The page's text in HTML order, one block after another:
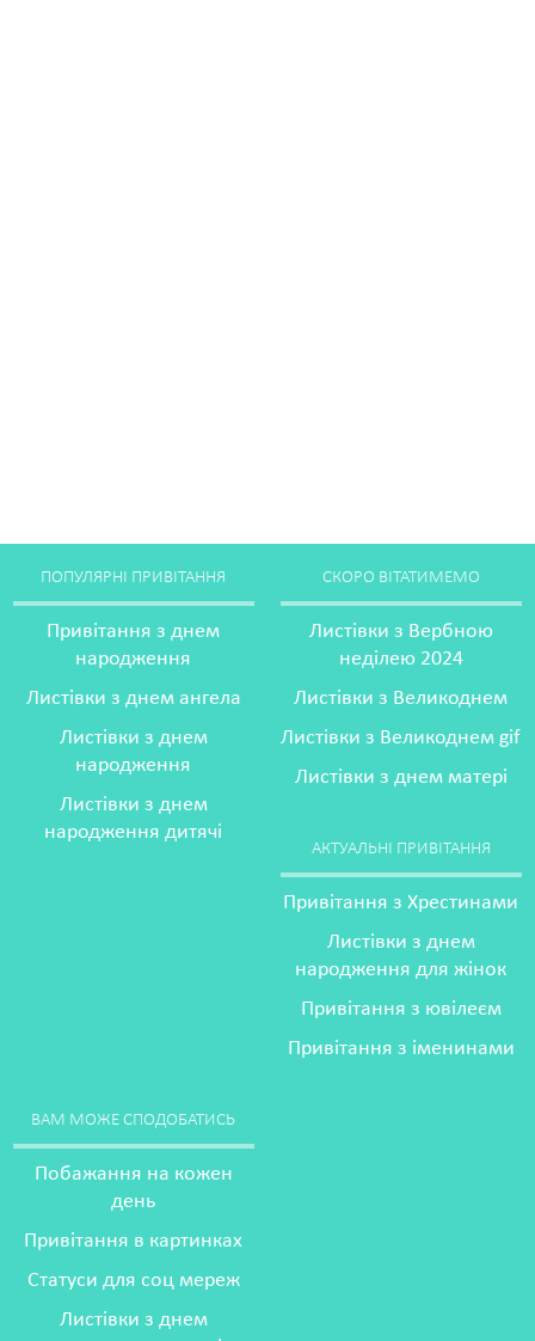
ПОПУЛЯРНІ ПРИВІТАННЯ
Привітання з днем
народження
Листівки з днем ангела
Листівки з днем
народження
Листівки з днем
народження дитячі
СКОРО ВІТАТИМЕМО
Листівки з Вербною
неділею 2024
Листівки з Великоднем
Листівки з Великоднем gif
Листівки з днем матері
АКТУАЛЬНІ ПРИВІТАННЯ
Привітання з Хрестинами
Листівки з днем
народження для жінок
Привітання з ювілеєм
Привітання з іменинами
ВАМ МОЖЕ СПОДОБАТИСЬ
Побажання на кожен
день
Привітання в картинках
Статуси для соц мереж
Листівки з днем